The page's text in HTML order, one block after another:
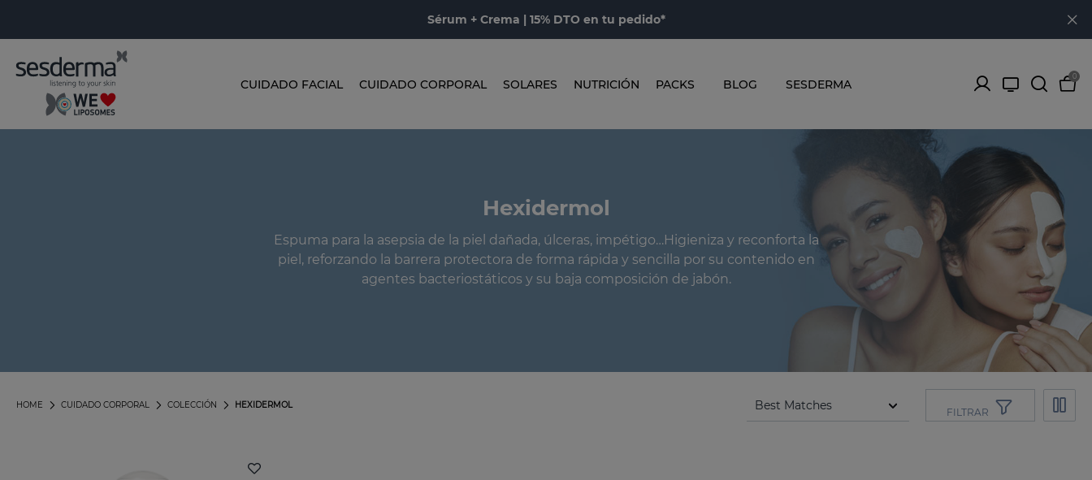
Sérum + Crema | 15% DTO en tu pedido*
CUIDADO FACIAL CUIDADO CORPORAL SOLARES NUTRICIÓN PACKS BLOG SESDERMA
0
Hexidermol
Espuma para la asepsia de la piel dañada, úlceras, impétigo…Higieniza y reconforta la
piel, reforzando la barrera protectora de forma rápida y sencilla por su contenido en
agentes bacteriostáticos y su baja composición de jabón.
HEXIDERMOL
COLECCIÓN
CUIDADO CORPORAL
HOME
FILTRAR